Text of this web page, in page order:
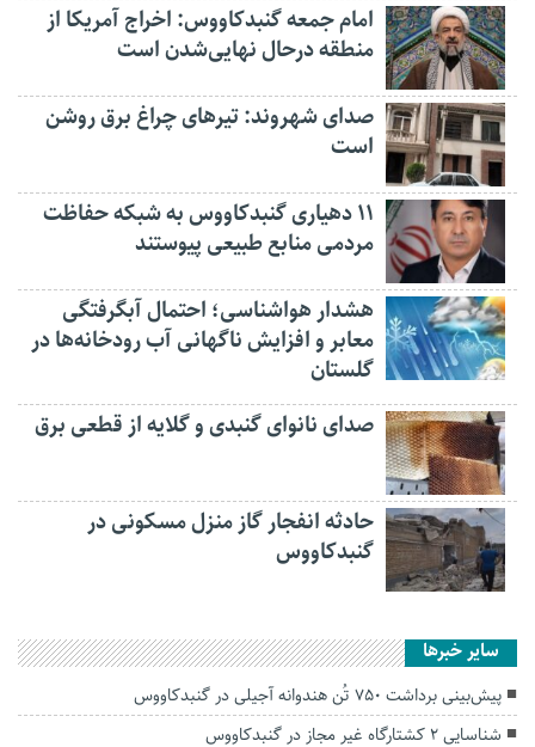
امام جمعه گنبدکاووس: اخراج آمریکا از
منطقه درحال نهایی‌شدن است
صدای شهروند: تیرهای چراغ برق روشن
است
۱۱ دهیاری گنبدکاووس به شبکه حفاظت
مردمی منابع طبیعی پیوستند
هشدار هواشناسی؛ احتمال آبگرفتگی
معابر و افزایش ناگهانی آب رودخانه‌ها در
گلستان
صدای نانوای گنبدی و گلایه از قطعی برق
حادثه انفجار گاز منزل مسکونی در
گنبدکاووس
سایر خبرها
پیش‌بینی برداشت ۷۵۰ تُن هندوانه آجیلی در گنبدکاووس
شناسایی ۲ کشتارگاه غیر مجاز در گنبدکاووس